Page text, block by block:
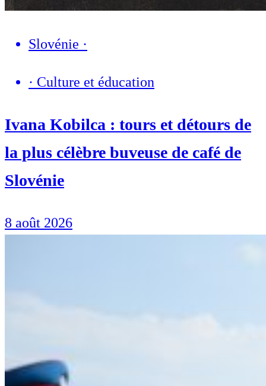
Slovénie ·
· Culture et éducation
Ivana Kobilca : tours et détours de
la plus célèbre buveuse de café de
Slovénie
8 août 2026